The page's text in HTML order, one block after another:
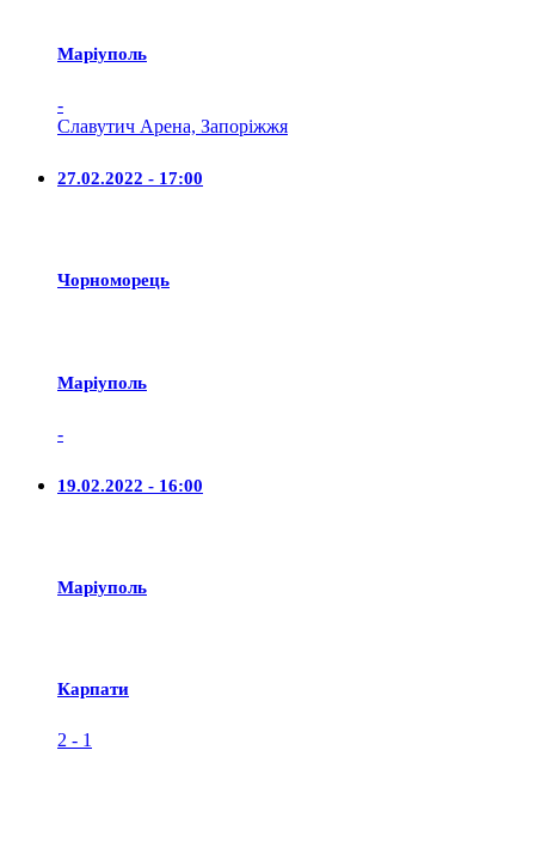
Маріуполь
-
Славутич Арена, Запоріжжя
27.02.2022 - 17:00
Чорноморець
Маріуполь
-
19.02.2022 - 16:00
Маріуполь
Карпати
2 - 1